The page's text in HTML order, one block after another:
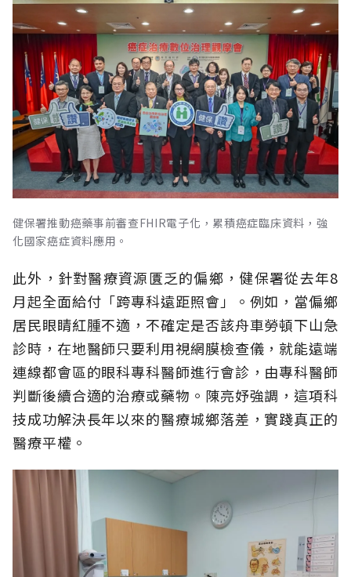
健保署推動癌藥事前審查FHIR電子化，累積癌症臨床資料，強
化國家癌症資料應用。
此外，針對醫療資源匱乏的偏鄉，健保署從去年8
月起全面給付「跨專科遠距照會」。例如，當偏鄉
居民眼睛紅腫不適，不確定是否該舟車勞頓下山急
診時，在地醫師只要利用視網膜檢查儀，就能遠端
連線都會區的眼科專科醫師進行會診，由專科醫師
判斷後續合適的治療或藥物。陳亮妤強調，這項科
技成功解決長年以來的醫療城鄉落差，實踐真正的
醫療平權。